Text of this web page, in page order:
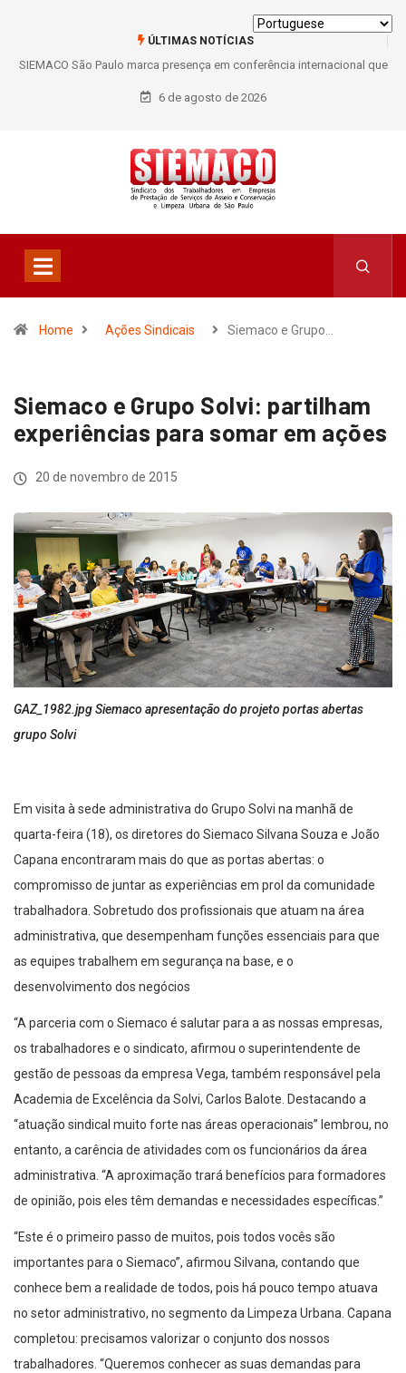
ÚLTIMAS NOTÍCIAS
SIEMACO São Paulo marca presença em conferência internacional que
debate os desafios do setor de limpeza e segurança
6 de agosto de 2026
Home Ações Sindicais Siemaco e Grupo…
Siemaco e Grupo Solvi: partilham
experiências para somar em ações
20 de novembro de 2015
GAZ_1982.jpg Siemaco apresentação do projeto portas abertas
grupo Solvi
Em visita à sede administrativa do Grupo Solvi na manhã de
quarta-feira (18), os diretores do Siemaco Silvana Souza e João
Capana encontraram mais do que as portas abertas: o
compromisso de juntar as experiências em prol da comunidade
trabalhadora. Sobretudo dos profissionais que atuam na área
administrativa, que desempenham funções essenciais para que
as equipes trabalhem em segurança na base, e o
desenvolvimento dos negócios
“A parceria com o Siemaco é salutar para a as nossas empresas,
os trabalhadores e o sindicato, afirmou o superintendente de
gestão de pessoas da empresa Vega, também responsável pela
Academia de Excelência da Solvi, Carlos Balote. Destacando a
“atuação sindical muito forte nas áreas operacionais” lembrou, no
entanto, a carência de atividades com os funcionários da área
administrativa. “A aproximação trará benefícios para formadores
de opinião, pois eles têm demandas e necessidades específicas.”
“Este é o primeiro passo de muitos, pois todos vocês são
importantes para o Siemaco”, afirmou Silvana, contando que
conhece bem a realidade de todos, pois há pouco tempo atuava
no setor administrativo, no segmento da Limpeza Urbana. Capana
completou: precisamos valorizar o conjunto dos nossos
trabalhadores. “Queremos conhecer as suas demandas para